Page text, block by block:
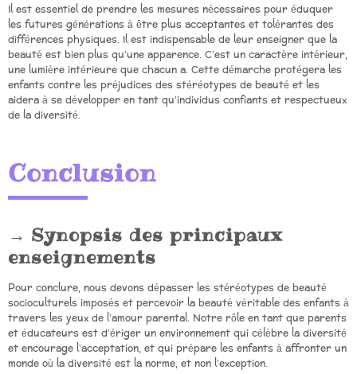
Il est essentiel de prendre les mesures nécessaires pour éduquer
les futures générations à être plus acceptantes et tolérantes des
différences physiques. Il est indispensable de leur enseigner que la
beauté est bien plus qu’une apparence. C’est un caractère intérieur,
une lumière intérieure que chacun a. Cette démarche protégera les
enfants contre les préjudices des stéréotypes de beauté et les
aidera à se développer en tant qu’individus confiants et respectueux
de la diversité.
Conclusion
Synopsis des principaux
enseignements
Pour conclure, nous devons dépasser les stéréotypes de beauté
socioculturels imposés et percevoir la beauté véritable des enfants à
travers les yeux de l’amour parental. Notre rôle en tant que parents
et éducateurs est d’ériger un environnement qui célèbre la diversité
et encourage l’acceptation, et qui prépare les enfants à affronter un
monde où la diversité est la norme, et non l’exception.